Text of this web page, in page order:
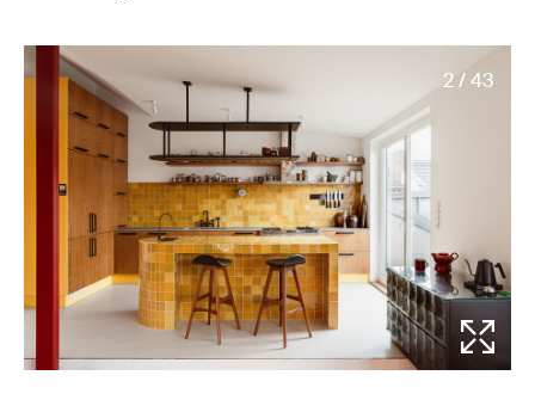
2 / 43